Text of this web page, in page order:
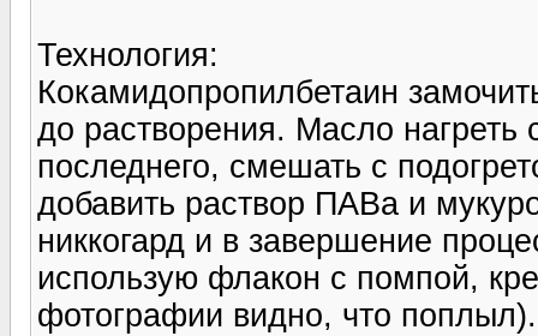
Технология:
Кокамидопропилбетаин
до растворения. Масло нагреть
последнего, смешать с
добавить раствор ПАВа и
никкогард и в завершение
использую флакон с помпой,
фотографии видно, что поплыл).